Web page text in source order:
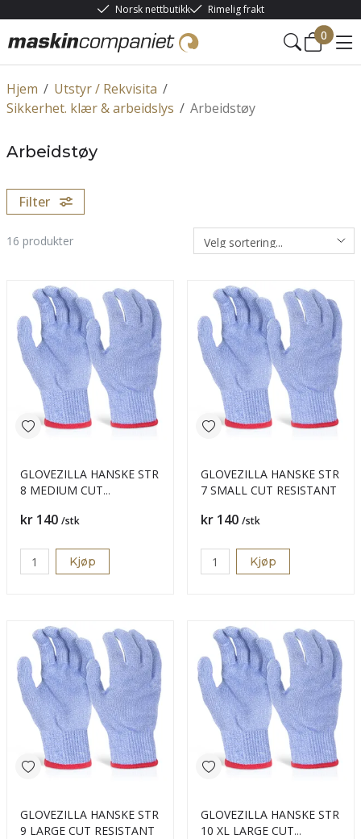
Norsk nettbutikk Rimelig frakt
0
/
Hjem /
Utstyr / Rekvisita
/
Sikkerhet. klær & arbeidslys Arbeidstøy
Arbeidstøy
Filter
16 produkter
GLOVEZILLA HANSKE STR
8 MEDIUM CUT
Pris
kr 140 /stk
Kjøp
GLOVEZILLA HANSKE STR
7 SMALL CUT RESISTANT
Pris
kr 140 /stk
Kjøp
GLOVEZILLA HANSKE STR
9 LARGE CUT RESISTANT
GLOVEZILLA HANSKE STR
10 XL LARGE CUT